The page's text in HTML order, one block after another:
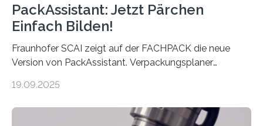
PackAssistant: Jetzt Pärchen
Einfach Bilden!
Fraunhofer SCAI zeigt auf der FACHPACK die neue
Version von PackAssistant. Verpackungsplaner
Automobil, Maschinenbau und in der Zulieferindustrie.
Teile als eine Einheit verpacken. Die Anordnung kann
19.09.2025